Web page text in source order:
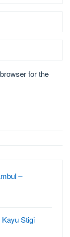
for the
–
Stigi